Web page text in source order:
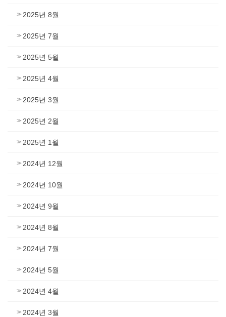
2025년 8월
2025년 7월
2025년 5월
2025년 4월
2025년 3월
2025년 2월
2025년 1월
2024년 12월
2024년 10월
2024년 9월
2024년 8월
2024년 7월
2024년 5월
2024년 4월
2024년 3월